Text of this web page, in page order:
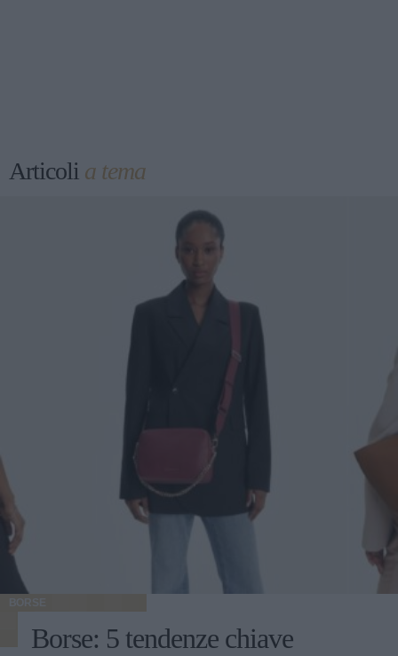
Articoli a tema
BORSE
Borse: 5 tendenze chiave